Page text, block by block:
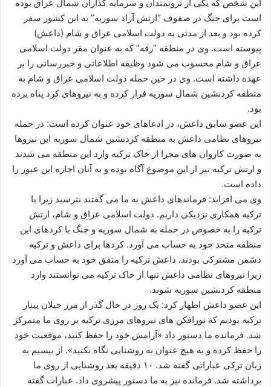
این شخص که یکی از ثروتمندان و سرمایه گذاران شمال عراق بوده
است برای جنگ در صفوف “ارتش آزاد سوریه” به این کشور سفر
کرده بود و بعد از مدتی به دولت اسلامی عراق و شام (داعش)
پیوسته است. وی در منطقه “رقه” که به عنوان مقر دولت اسلامی
عراق و شام محسوب می شود وظیفه اطلاعاتی و خبررسانی را بر
عهده داشته است. وی در حین حمله دولت اسلامی عراق و شام به
منطقه کردنشین شمال سوریه فرار کرده و به نیروهای کرد پناه برده
بود.
این عضو سابق داعش، در ادعاهای خود عنوان کرده است: در حمله
نیروهای نظامی داعش به منطقه کردنشین شمال سوریه این نیروها
به صورت کاروان های مجزا از خاک ترکیه وارد این منطقه می شدند
و ارتش ترکیه نیز از این موضوع آگاه بوده و به آنان اجازه این عبور را
داده است.
وی می افزاید: فرماندهای داعش به ما می گفتند نترسید زیرا با
ترکیه همکاری نزدیکی داریم. دولت اسلامی عراق و شام، ارتش
ترکیه را به خصوص در حمله به شمال سوریه و جنگ با کردهای این
منطقه متحد خود به حساب می آورد. کردها برای داعش و ترکیه
دشمن مشترکی بودند. داعش ترکیه را متفق خود به حساب می آورد
زیرا نیروهای نظامی داعش تنها از خاک ترکیه می توانستند وارد
منطقه کردنشین سوریه شوند.
این عضو داعش اظهار کرد: یک روز در حال گذر از مرز جیلان پینار
ترکیه بودیم که نورافکن های نیروهای مرزی ترکیه بر روی ما متمرکز
شد. فرمانده ما دستور داد «آرامش خود را حفظ کنید، موقعیت خود
را حفظ کرده و به هیچ عنوان به روشنایی نگاه نکنید». از بیسیم به
زبان ترکی عباراتی گفته شد. ۱۰ دقیقه بعد روشنایی از روی ما
برداشته شد. فرمانده نیز به ما دستور پیشروی داد. عبارات گفته